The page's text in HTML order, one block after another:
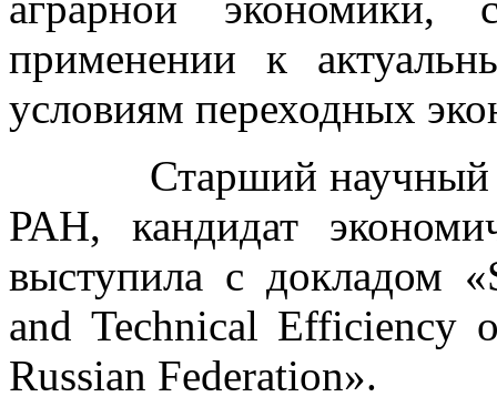
применении к
условиям переходных
Старший научный
РАН, кандидат
выступила с докладом
and Technical Efficiency
Russian Federation».